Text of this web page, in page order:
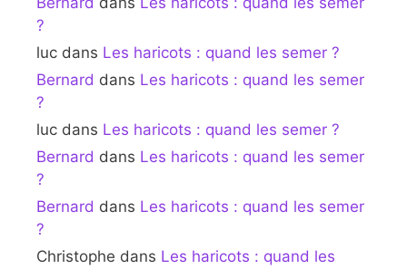
?
luc dans Les haricots : quand les semer ?
Bernard dans Les haricots : quand les semer
?
luc dans Les haricots : quand les semer ?
Bernard dans Les haricots : quand les semer
?
Bernard dans Les haricots : quand les semer
?
Christophe dans Les haricots : quand les